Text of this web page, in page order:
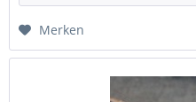
Merken